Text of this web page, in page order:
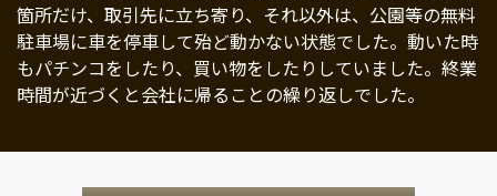
箇所だけ、取引先に立ち寄り、それ以外は、公園等の無料
駐車場に車を停車して殆ど動かない状態でした。動いた時
もパチンコをしたり、買い物をしたりしていました。終業
時間が近づくと会社に帰ることの繰り返しでした。